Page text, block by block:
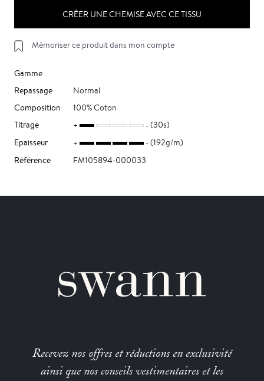
CRÉER UNE CHEMISE AVEC CE TISSU
Mémoriser ce produit dans mon compte
Gamme
Repassage
Normal
Composition
100% Coton
Titrage
(30s)
Epaisseur
(192g/m)
Référence
FM105894-000033
Recevez nos offres et réductions en exclusivité
ainsi que nos conseils vestimentaires et les